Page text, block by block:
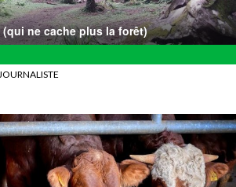
(qui ne cache plus la forêt)